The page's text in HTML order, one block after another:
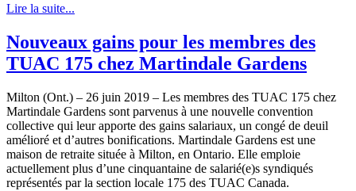
Lire la suite...
Nouveaux gains pour les membres des
TUAC 175 chez Martindale Gardens
Milton (Ont.) – 26 juin 2019 – Les membres des TUAC 175 chez
Martindale Gardens sont parvenus à une nouvelle convention
collective qui leur apporte des gains salariaux, un congé de deuil
amélioré et d’autres bonifications. Martindale Gardens est une
maison de retraite située à Milton, en Ontario. Elle emploie
actuellement plus d’une cinquantaine de salarié(e)s syndiqués
représentés par la section locale 175 des TUAC Canada.